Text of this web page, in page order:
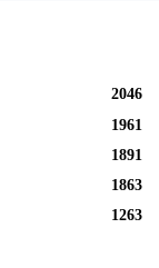
2046
1961
1891
1863
1263